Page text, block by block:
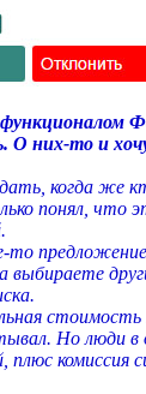
функционалом
О них-то и
когда же
понял, что
то
выбираете
стоимость
Но люди в
плюс комиссия